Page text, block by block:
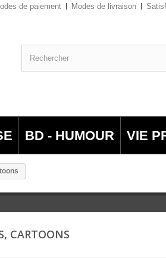
de paiement Modes de livraison
BD - HUMOUR VIE
CARTOONS